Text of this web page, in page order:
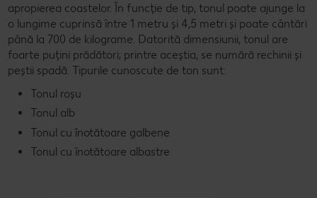
apropierea coastelor. În funcție de tip, tonul poate ajunge la
o lungime cuprinsă între 1 metru și 4,5 metri și poate cântări
până la 700 de kilograme. Datorită dimensiunii, tonul are
foarte puțini prădători; printre aceștia, se numără rechinii și
peștii spadă. Tipurile cunoscute de ton sunt:
Tonul roșu
Tonul alb
Tonul cu înotătoare galbene
Tonul cu înotătoare albastre